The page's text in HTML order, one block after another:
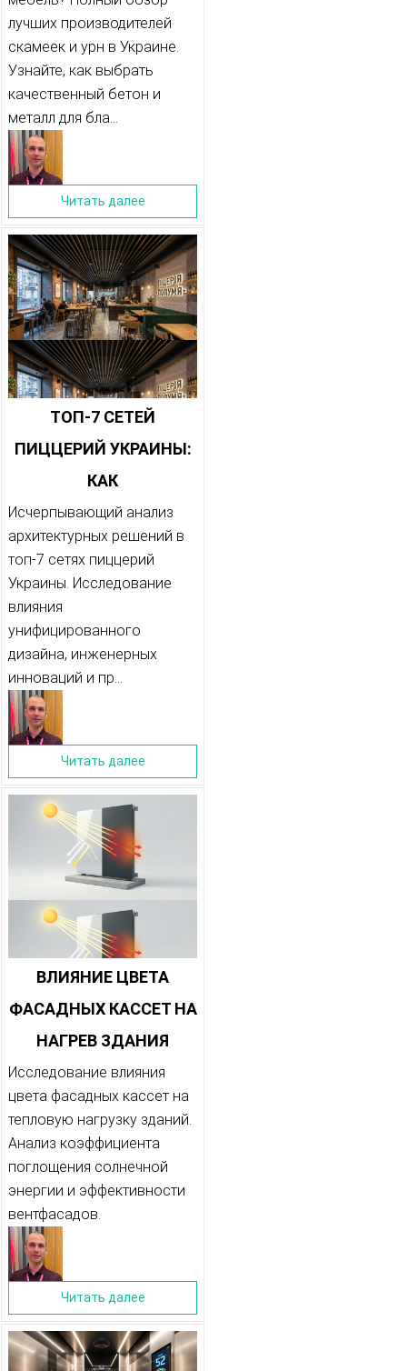
МЕТАЛЛА И БЕТОНА
лучших производителей
скамеек и урн в Украине.
Узнайте, как выбрать
качественный бетон и
металл для бла...
Читать далее
ТОП-7 СЕТЕЙ
ПИЦЦЕРИЙ УКРАИНЫ:
КАК
УНИФИЦИРОВАННЫЙ
ДИЗАЙН ИНТЕРЬЕРА
ФОРМИРУЕТ
УЗНАВАЕМОСТЬ
БРЕНДА И
ОПРЕДЕЛЯЕТ
СТРОИТЕЛЬНЫЕ
ИННОВАЦИИ 2026
Исчерпывающий анализ
архитектурных решений в
топ-7 сетях пиццерий
Украины. Исследование
влияния
унифицированного
дизайна, инженерных
инноваций и пр...
Читать далее
ВЛИЯНИЕ ЦВЕТА
ФАСАДНЫХ КАССЕТ НА
НАГРЕВ ЗДАНИЯ
ЛЕТОМ: АНАЛИЗ
КОЭФФИЦИЕНТА
ПОГЛОЩЕНИЯ
СОЛНЕЧНОЙ ЭНЕРГИИ
Исследование влияния
цвета фасадных кассет на
тепловую нагрузку зданий.
Анализ коэффициента
поглощения солнечной
энергии и эффективности
вентфасадов.
Читать далее